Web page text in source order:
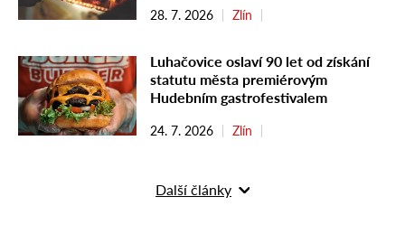
28. 7. 2026 Zlín
Luhačovice oslaví 90 let od získání
statutu města premiérovým
Hudebním gastrofestivalem
24. 7. 2026 Zlín
Další články